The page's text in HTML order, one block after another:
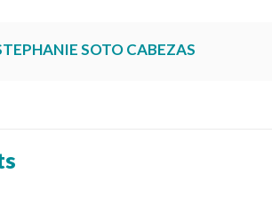
SOTO CABEZAS